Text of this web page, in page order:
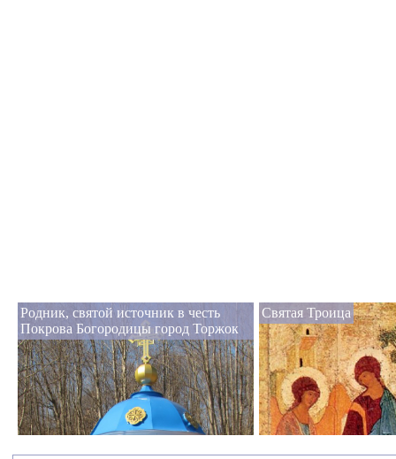
Родник, святой источник в честь
Покрова Богородицы город Торжок
Святая Троица